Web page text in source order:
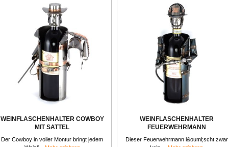
WEINFLASCHENHALTER COWBOY
MIT SATTEL
Der Cowboy in voller Montur bringt jedem
WEINFLASCHENHALTER
FEUERWEHRMANN
Dieser Feuerwehrmann l&ouml;scht zwar